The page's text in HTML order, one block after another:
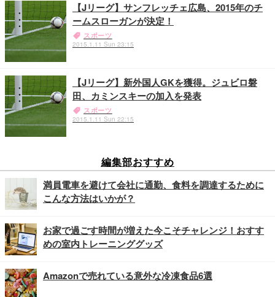
【Jリーグ】サンフレッチェ広島、2015年のチ
ームスローガンが決定！
スポーツ
2015.1.11 Sun 23:15
【Jリーグ】新外国人GKを獲得。ジュビロ磐
田、カミンスキーの加入を発表
スポーツ
2015.1.11 Sun 22:15
編集部おすすめ
満員電車を避けて会社に通勤、食料を調達するために
こんな方法はいかが？
お家で過ごす時間が増えた今こそチャレンジ！おすす
めの室内トレーニンググッズ
Amazonで売れている意外な冷凍食品6選